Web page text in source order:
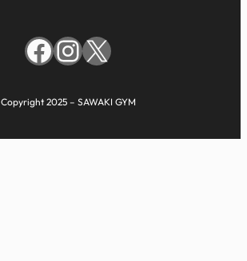
Facebook
Instagram
X
Copyright 2025 – SAWAKI GYM